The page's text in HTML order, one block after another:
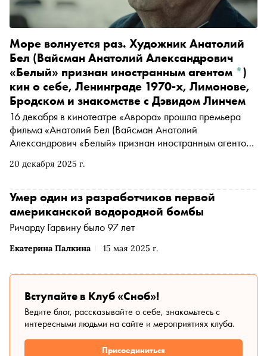
20 декабря 2025 г.
Море волнуется раз. ХудожникАнатолий
Бел (Вайсман Анатолий Александрович
«Белый» признан иностранным агентом *)
кин о себе, Ленинграде 1970-х, Лимонове,
Бродском и знакомстве с Дэвидом Линчем
16 декабря в кинотеатре «Аврора» прошла премьера
фильма«Анатолий Бел (Вайсман Анатолий
Александрович «Белый» признан иностранным агентом
ленинградского художника. Главный герой картины
Петербурга 1970-х, своей первой поездке в Нью-Йорк,
знакомстве с Лимоновым и Бродским, шашлыках на
сцене перед концертом Сергея Курёхина и цветах от
Дэвида Линча (кому и в каких обстоятельствах
режиссер «Синего бархата» их дарил — читайте в
Екатерина Палкина 15 мая 2025 г.
Умер один из разработчиков первой
американской водородной бомбы
Ричарду Гарвину было 97 лет
Вступайте в Клуб «Сноб»!
Ведите блог, рассказывайте о себе, знакомьтесь с
интересными людьми на сайте и мероприятиях клуба.
Присоединиться